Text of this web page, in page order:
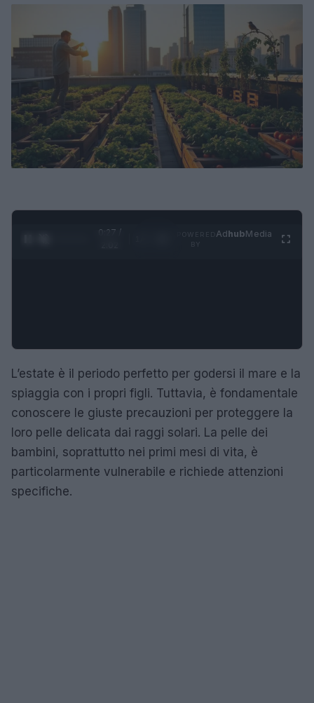
0:28 /
AdhubMedia
L’estate è il periodo perfetto per godersi il mare e la
spiaggia con i propri figli. Tuttavia, è fondamentale
conoscere le giuste precauzioni per proteggere la
loro pelle delicata dai raggi solari. La pelle dei
bambini, soprattutto nei primi mesi di vita, è
particolarmente vulnerabile e richiede attenzioni
specifiche.